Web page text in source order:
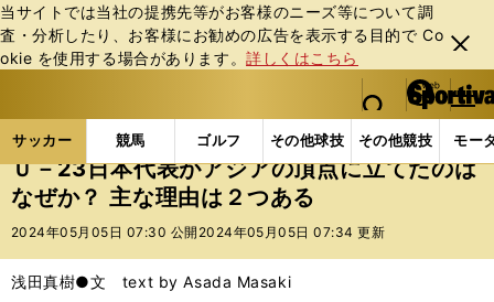
当サイトでは当社の提携先等がお客様のニーズ等について調
査・分析したり、お客様にお勧めの広告を表⽰する⽬的で Co
okie を使⽤する場合があります。詳しくはこちら
閉じ
る
web Sportiva (webスポルティーバ)
検索
マイペ
ー
ジ
メニュ
サッカー 競馬 ゴルフ その他球技 その他競技 モー
ス
ポ
ル
バ
サッカーの記事一覧 サッカー代表 日本代表 Ｕ
Ｕ－23日本代表がアジアの頂点に立てたのは
なぜか？ 主な理由は２つある
2024年05月05日 07:30 公開 2024年05月05日 07:34 更新
浅田真樹●文 text by Asada Masaki